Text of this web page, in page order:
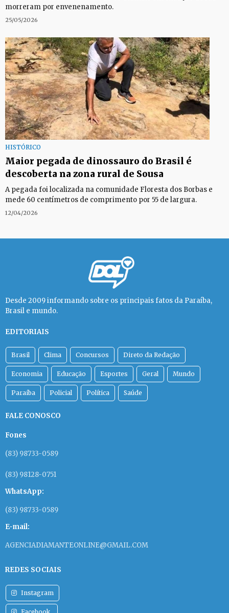
morreram por envenenamento.
25/05/2026
HISTÓRICO
Maior pegada de dinossauro do Brasil é
descoberta na zona rural de Sousa
A pegada foi localizada na comunidade Floresta dos Borbas e
mede 60 centímetros de comprimento por 55 de largura.
12/04/2026
Desde 2009 informando sobre os principais fatos da Paraíba,
Brasil e mundo.
EDITORIAIS
Brasil Clima Concursos Direto da Redação
Economia Educação Esportes Geral Mundo
Paraíba Policial Política Saúde
FALE CONOSCO
Fones
(83) 98733-0589
(83) 98128-0751
WhatsApp:
(83) 98733-0589
E-mail:
AGENCIADIAMANTEONLINE@GMAIL.COM
REDES SOCIAIS
Instagram